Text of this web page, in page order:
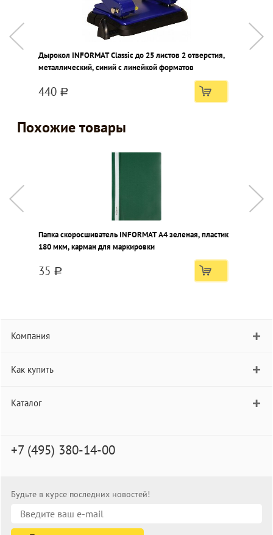
Дырокол INFORMAT Classic до 25 листов 2 отверстия,
металлический, синий с линейкой форматов
440 a
Похожие товары
Папка скоросшиватель INFORMAT А4 зеленая, пластик
180 мкм, карман для маркировки
35 a
Компания
Как купить
Каталог
+7 (495) 380-14-00
Будьте в курсе последних новостей!